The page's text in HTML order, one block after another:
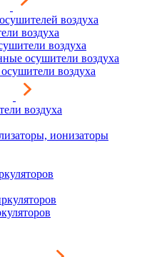
воздуха
воздуха
воздуха
осушители воздуха
воздуха
воздуха
ионизаторы